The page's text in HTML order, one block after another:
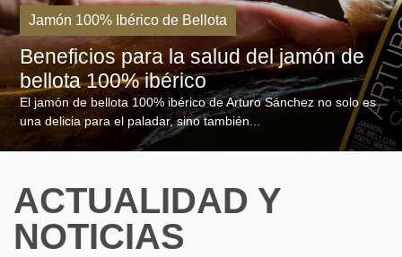
Jamón 100% Ibérico de Bellota
Beneficios para la salud del jamón de
bellota 100% ibérico
El jamón de bellota 100% ibérico de Arturo Sánchez no solo es
una delicia para el paladar, sino también...
ACTUALIDAD Y
NOTICIAS